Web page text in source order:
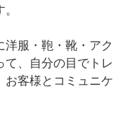
洋服・鞄・靴・アク
て、自分の目でトレ
お客様とコミュニケ